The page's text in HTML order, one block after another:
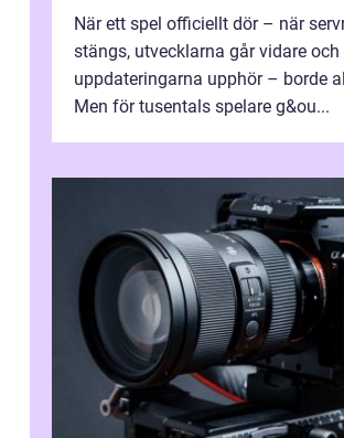
När ett spel officiellt dör – när
stängs, utvecklarna går vidare och
uppdateringarna upphör – borde
Men för tusentals spelare g&ou...